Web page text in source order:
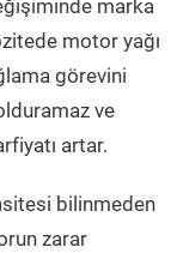
marka
motor yağı
görevini
ve
artar.
bilinmeden
zarar